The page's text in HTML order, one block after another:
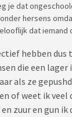
je dat
hersens
dat iemand
hebben
die een lager
als ze
of weet ik veel
zuur en gun ik